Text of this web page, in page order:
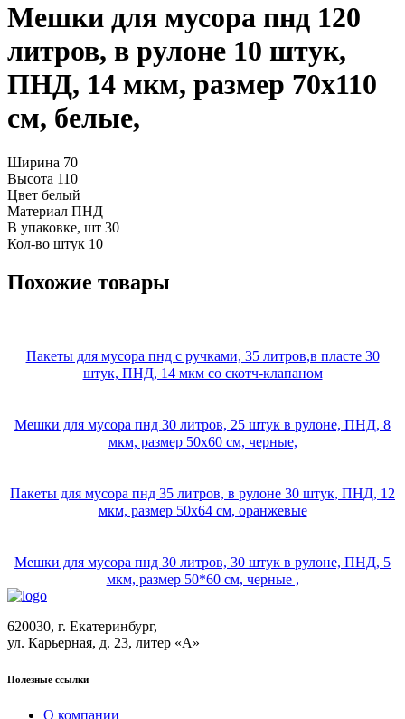
Мешки для мусора пнд 120
литров, в рулоне 10 штук,
ПНД, 14 мкм, размер 70х110
см, белые,
Ширина 70
Высота 110
Цвет белый
Материал ПНД
В упаковке, шт 30
Кол-во штук 10
Похожие товары
Пакеты для мусора пнд с ручками, 35 литров,в пласте 30
штук, ПНД, 14 мкм со скотч-клапаном
Мешки для мусора пнд 30 литров, 25 штук в рулоне, ПНД, 8
мкм, размер 50х60 см, черные,
Пакеты для мусора пнд 35 литров, в рулоне 30 штук, ПНД, 12
мкм, размер 50х64 см, оранжевые
Мешки для мусора пнд 30 литров, 30 штук в рулоне, ПНД, 5
мкм, размер 50*60 см, черные ,
620030, г. Екатеринбург,
ул. Карьерная, д. 23, литер «А»
Полезные ссылки
О компании